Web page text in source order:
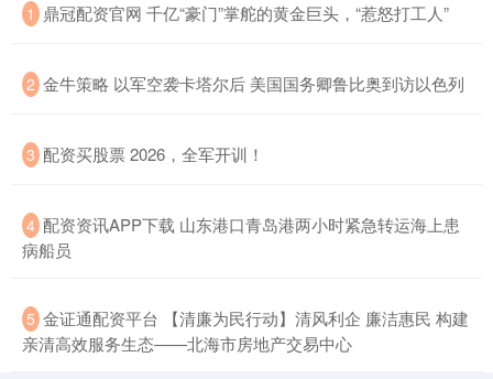
1 鼎冠配资官网 千亿“豪门”掌舵的黄金巨头，“惹怒打工人”
2 金牛策略 以军空袭卡塔尔后 美国国务卿鲁比奥到访以色列
3 配资买股票 2026，全军开训！
4 配资资讯APP下载 山东港口青岛港两小时紧急转运海上患
病船员
5 金证通配资平台 【清廉为民行动】清风利企 廉洁惠民 构建
亲清高效服务生态——北海市房地产交易中心